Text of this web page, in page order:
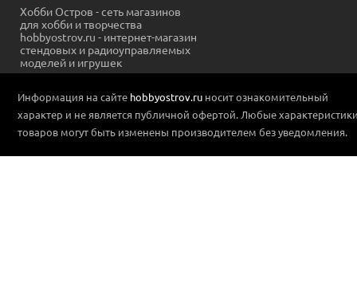
Хобби Остров - сеть магазинов
для хобби и творчества
hobbyostrov.ru - интернет-магазин
стендовых и радиоуправляемых
моделей и игрушек
Информация на сайте hobbyostrov.ru носит ознакомительный
характер и не является публичной офертой. Любые
товаров могут быть изменены производителем без уведомления.